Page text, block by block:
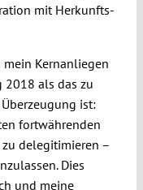
mit Herkunfts-
Kernanliegen
2018 als das zu
ist:
fortwährenden
zu delegitimieren –
Dies
und meine